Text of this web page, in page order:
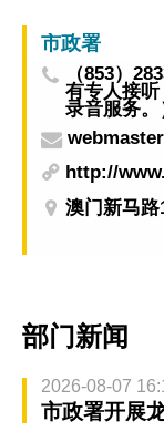
市政署
（853）
有专人接
录音服务。
http://
澳门新马路
部门新闻
2026-08-07
市政署开展